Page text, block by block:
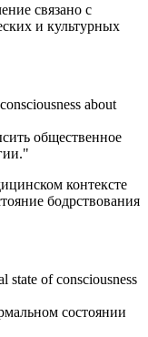
связано с
и культурных
about
общественное
контексте
бодрствования
state of consciousness
состоянии